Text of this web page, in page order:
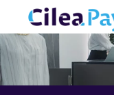
Accueil
Panneau de